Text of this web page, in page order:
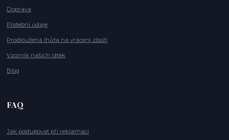
Doprava
Platební údaje
Prodloužená lhůta na vrácení zboží
Vzorník našich látek
Blog
FAQ
Jak postupovat při reklamaci